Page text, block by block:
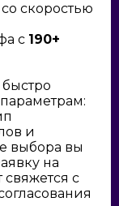
скоростью
с 190+
и
выбора вы
на
с